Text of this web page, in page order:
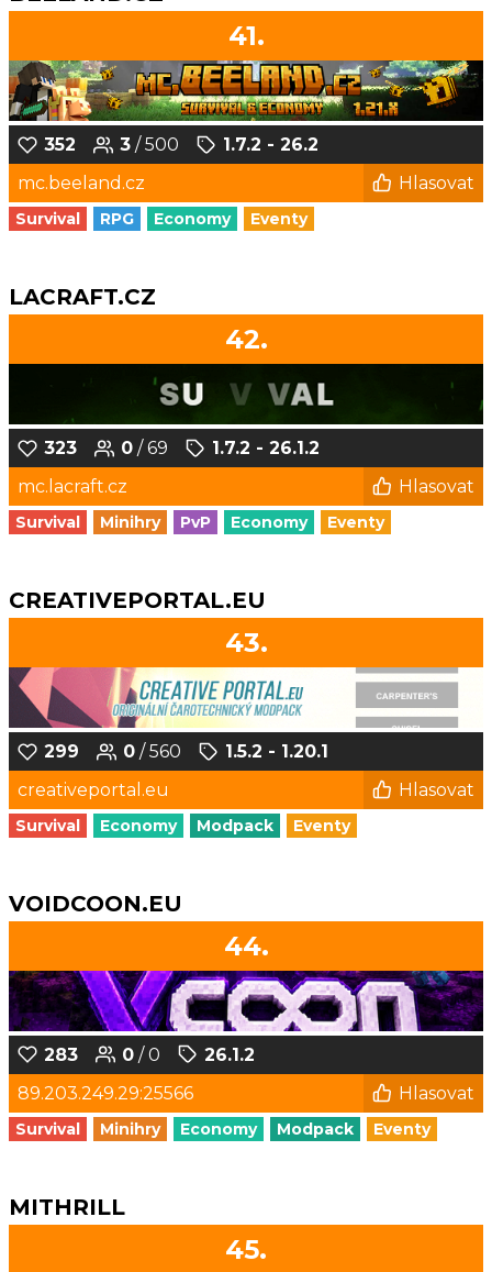
41.
352 3 / 500
1.7.2 - 26.2
mc.beeland.cz
Hlasovat
Survival RPG Economy Eventy
LACRAFT.CZ
42.
323 0 / 69
1.7.2 - 26.1.2
mc.lacraft.cz
Hlasovat
Survival Minihry PvP Economy Eventy
CREATIVEPORTAL.EU
43.
299 0 / 560
1.5.2 - 1.20.1
creativeportal.eu
Hlasovat
Survival Economy Modpack Eventy
VOIDCOON.EU
44.
283 0 / 0
26.1.2
89.203.249.29:25566
Hlasovat
Survival Minihry Economy Modpack Eventy
MITHRILL
45.